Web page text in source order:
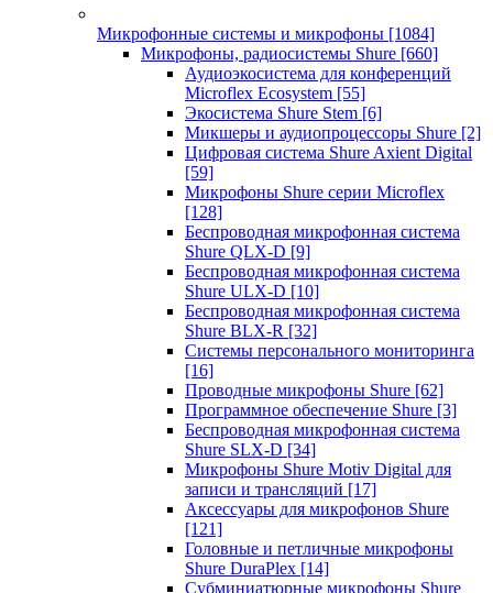
Микрофонные системы и микрофоны [1084]
Микрофоны, радиосистемы Shure [660]
Аудиоэкосистема для конференций
Microflex Ecosystem [55]
Экосистема Shure Stem [6]
Микшеры и аудиопроцессоры Shure [2]
Цифровая система Shure Axient Digital
[59]
Микрофоны Shure серии Microflex
[128]
Беспроводная микрофонная система
Shure QLX-D [9]
Беспроводная микрофонная система
Shure ULX-D [10]
Беспроводная микрофонная система
Shure BLX-R [32]
Системы персонального мониторинга
[16]
Проводные микрофоны Shure [62]
Программное обеспечение Shure [3]
Беспроводная микрофонная система
Shure SLX-D [34]
Микрофоны Shure Motiv Digital для
записи и трансляций [17]
Аксессуары для микрофонов Shure
[121]
Головные и петличные микрофоны
Shure DuraPlex [14]
Субминиатюрные микрофоны Shure